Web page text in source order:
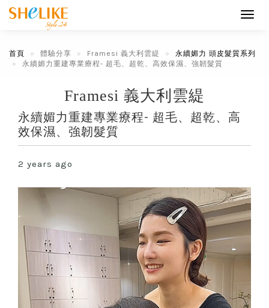
首頁 體驗分享 Framesi 義大利雲緹
永續媚力 頭皮髮質系列
永續媚力重建專業療程- 超毛、超乾、高效保濕、強韌髮質
Framesi 義大利雲緹
永續媚力重建專業療程- 超毛、超乾、高
效保濕、強韌髮質
2 years ago